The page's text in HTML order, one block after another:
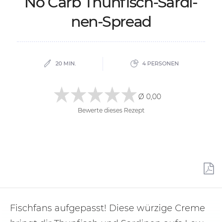
nen-Spread
20 MIN. 4 PERSONEN
Ø 0,00
Bewerte dieses Rezept
Fischfans aufgepasst! Diese würzige Creme